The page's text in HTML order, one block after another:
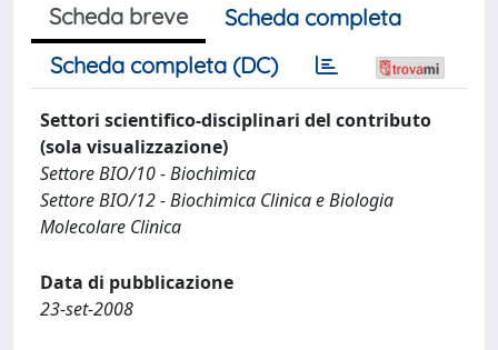
Scheda breve
Scheda completa
Scheda completa (DC)
Settori scientifico-disciplinari del contributo
(sola visualizzazione)
Settore BIO/10 - Biochimica
Settore BIO/12 - Biochimica Clinica e Biologia
Molecolare Clinica
Data di pubblicazione
23-set-2008